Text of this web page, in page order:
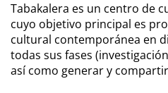
Tabakalera es un centro de
cuyo objetivo principal es
cultural contemporánea en
todas sus fases
así como generar y